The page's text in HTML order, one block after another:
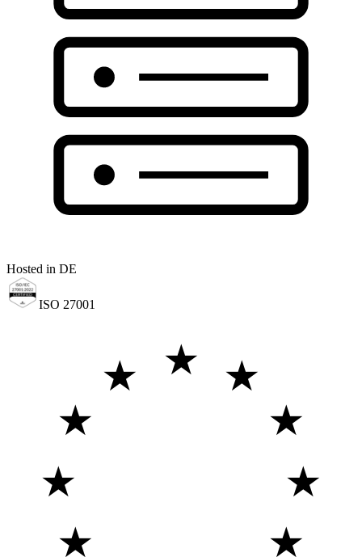
Hosted in DE
ISO 27001
★
★
★
★
★
★
★
★
★